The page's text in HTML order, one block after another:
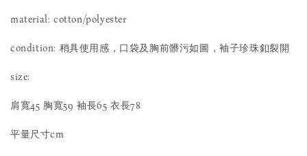
material: cotton/polyester
condition: 稍具使用感，口袋及胸前髒污如圖，袖子珍珠釦裂開
size:
肩寬45 胸寬59 袖長65 衣長78
平量尺寸cm